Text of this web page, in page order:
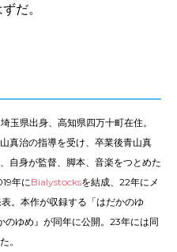
だ。
玉県出身、高知県四万十町在住。
真治の指導を受け、卒業後青山真
自身が監督、脚本、音楽をつとめた
年にBialystocksを結成、22年にメ
。本作が収録する「はだかのゆ
ゆめ』が同年に公開。23年には同
。